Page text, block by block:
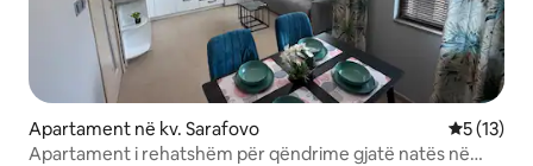
Apartament në kv. Sarafovo Vlerësimi
5 (13)
Apartament i rehatshëm për qëndrime gjatë natës në